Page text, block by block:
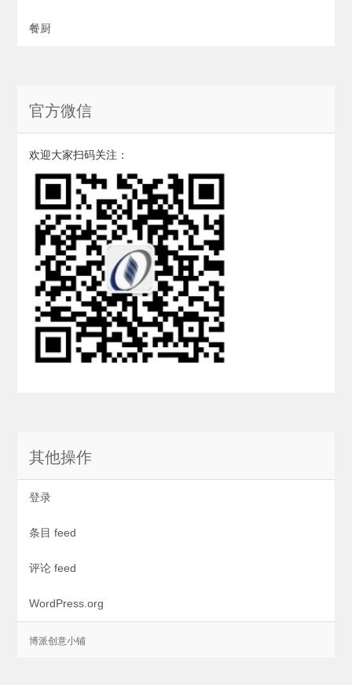
餐厨
官方微信
欢迎大家扫码关注：
其他操作
登录
条目 feed
评论 feed
WordPress.org